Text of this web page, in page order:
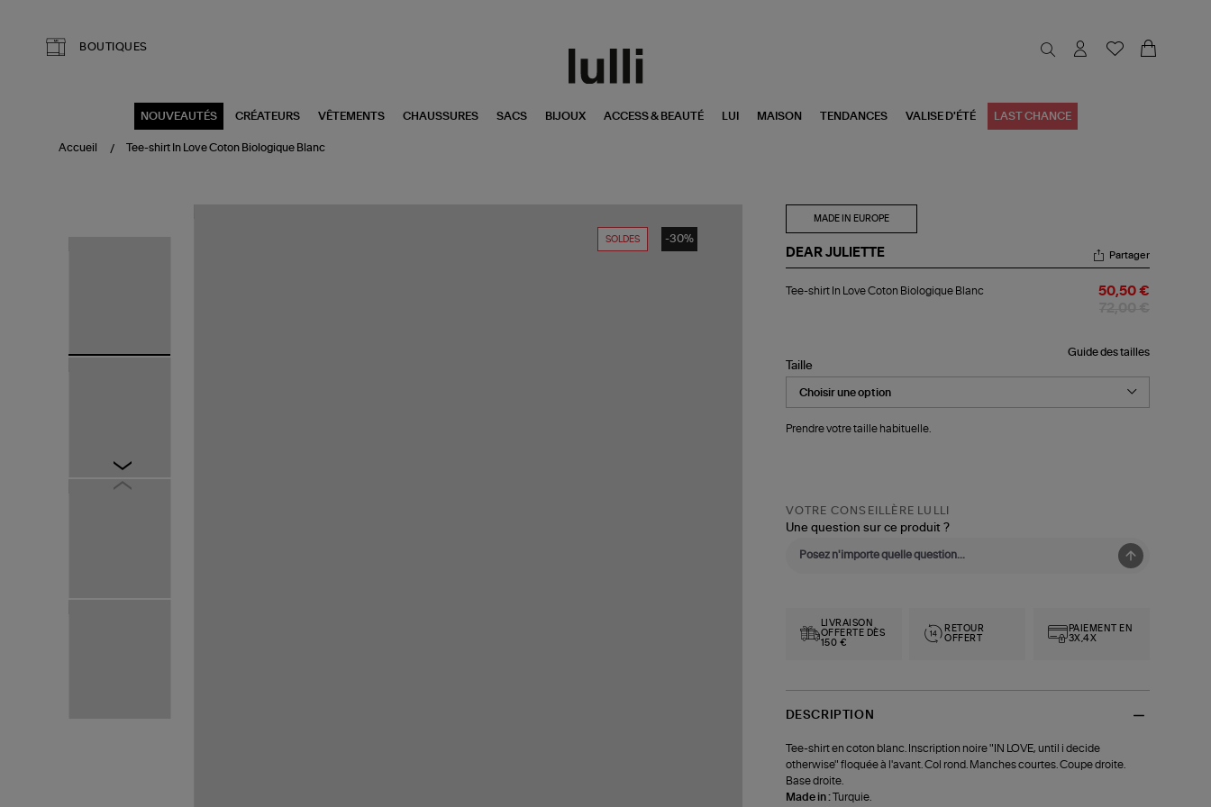
BOUTIQUES
NOUVEAUTÉS CRÉATEURS VÊTEMENTS CHAUSSURES SACS BIJOUX ACCESS & BEAUTÉ LUI MAISON TENDANCES VALISE D'ÉTÉ LAST CHANCE
Accueil Tee-shirt In Love Coton Biologique Blanc
SOLDES -30%
MADE IN EUROPE
DEAR JULIETTE
shirt
Blanc
Partager
Tee-shirt In Love Coton Biologique Blanc 50,50 €
Guide des tailles
Taille
Prendre votre taille habituelle.
VOTRE CONSEILLÈRE LULLI
Une question sur ce produit ?
LIVRAISON
OFFERTE DÈS
150 €
RETOUR
OFFERT
PAIEMENT EN
3X,4X
DESCRIPTION
Tee-shirt en coton blanc. Inscription noire "IN LOVE, until i decide
otherwise" floquée à l'avant. Col rond. Manches courtes. Coupe droite.
Base droite.
Made in :Turquie.